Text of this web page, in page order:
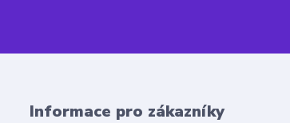
Informace pro zákazníky